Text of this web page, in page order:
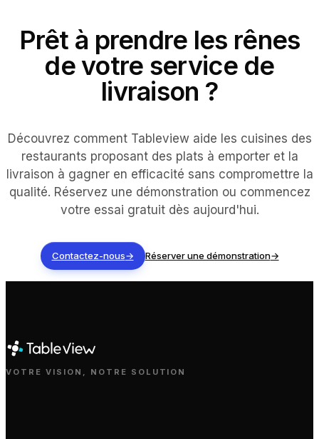
Prêt à prendre les rênes
de votre service de
livraison ?
Découvrez comment Tableview aide les cuisines des
restaurants proposant des plats à emporter et la
livraison à gagner en efficacité sans compromettre la
qualité. Réservez une démonstration ou commencez
votre essai gratuit dès aujourd'hui.
Contactez-nous→ Réserver une démonstration→
VOTRE VISION, NOTRE SOLUTION